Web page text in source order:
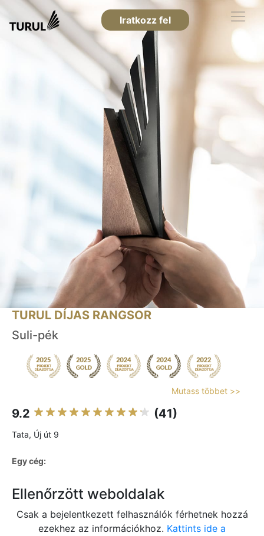
Iratkozz fel
TURUL DÍJAS RANGSOR
Suli-pék
Mutass többet >>
9.2 (41)
Tata, Új út 9
Egy cég:
Ellenőrzött weboldalak
Csak a bejelentkezett felhasználók férhetnek hozzá
ezekhez az információkhoz. Kattints ide a